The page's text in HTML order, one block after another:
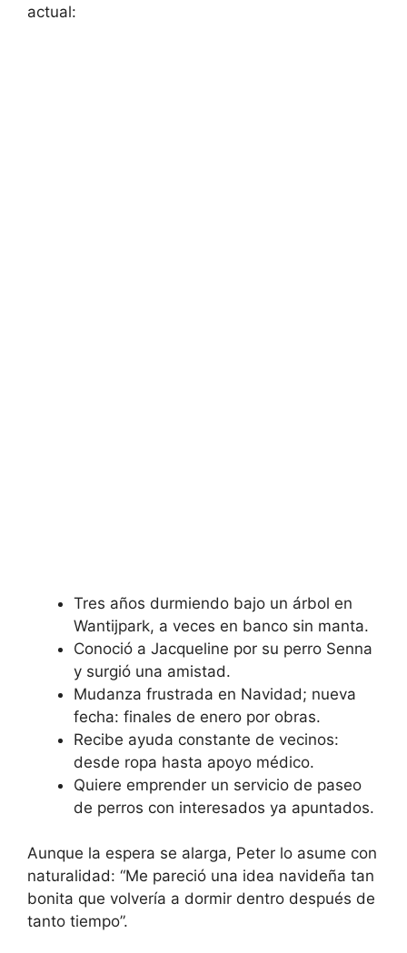
actual:
Tres años durmiendo bajo un árbol en
Wantijpark, a veces en banco sin manta.
Conoció a Jacqueline por su perro Senna
y surgió una amistad.
Mudanza frustrada en Navidad; nueva
fecha: finales de enero por obras.
Recibe ayuda constante de vecinos:
desde ropa hasta apoyo médico.
Quiere emprender un servicio de paseo
de perros con interesados ya apuntados.
Aunque la espera se alarga, Peter lo asume con
naturalidad: “Me pareció una idea navideña tan
bonita que volvería a dormir dentro después de
tanto tiempo”.